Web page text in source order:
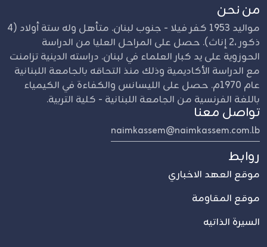
من نحن
مواليد 1953 كفر فيلا - جنوب لبنان. متأهل وله ستة أولاد (4
ذكور ،2 إناث). حصل على المراحل العليا من الدراسة
الحوزوية على يد كبار العلماء في لبنان. دراسته الدينية تزامنت
مع الدراسة الأكاديمية وذلك منذ التحاقه بالجامعة اللبنانية
عام 1970م. حصل على الليسانس والكفاءة في الكيمياء
باللغة الفرنسية من الجامعة اللبنانية - كلية التربية.
تواصل معنا
naimkassem@naimkassem.com.lb
روابط
موقع العهد الاخباري
موقع المقاومة
السيرة الذاتيه